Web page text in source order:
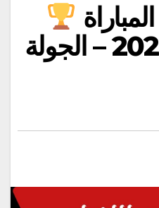
كأس العرب 2025 – الجولة